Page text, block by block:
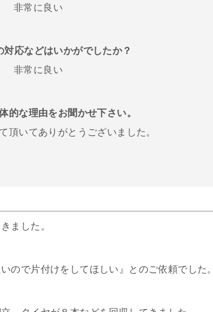
非常に良い
対応などはいかがでしたか？
非常に良い
的な理由をお聞かせ下さい。
頂いてありがとうございました。
ました。
ので片付けをしてほしい』とのご依頼でした。